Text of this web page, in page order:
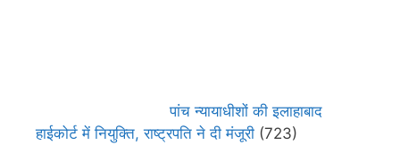
पांच न्यायाधीशों की इलाहाबाद
हाईकोर्ट में नियुक्ति, राष्ट्रपति ने दी मंजूरी (723)